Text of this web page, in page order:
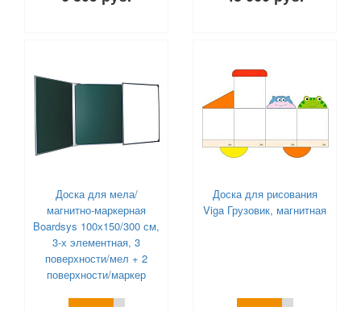
Доска для мела/
магнитно-маркерная
Boardsys 100х150/300 см,
3-х элементная, 3
поверхности/мел + 2
поверхности/маркер
Доска для рисования
Viga Грузовик, магнитная